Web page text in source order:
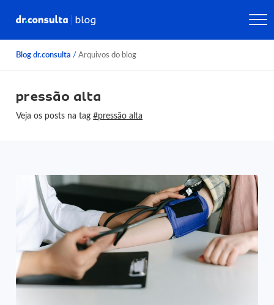
Blog dr.consulta / Arquivos do blog
pressão alta
Veja os posts na tag#pressão alta